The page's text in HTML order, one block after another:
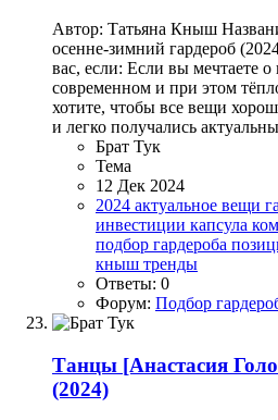
Автор: Татьяна Кныш
осенне-зимний гардероб
вас, если: Если вы мечтаете
современном и при этом
хотите, чтобы все вещи
и легко получались
Брат Тук
Тема
12 Дек 2024
2024 актуальное вещи
инвестиции капсула
подбор гардероба
кныш тренды
Ответы: 0
Форум: Подбор
Танцы [Анастасия
(2024)